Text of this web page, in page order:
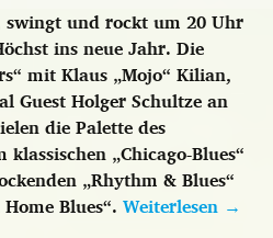
und rockt um 20 Uhr
ins neue Jahr. Die
mit Klaus „Mojo“ Kilian,
Guest Holger Schultze an
die Palette des
„Chicago-Blues“
„Rhythm & Blues“
Blues“. Weiterlesen →